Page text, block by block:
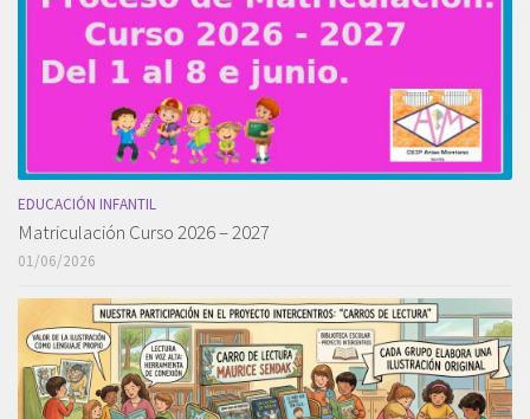
EDUCACIÓN INFANTIL
Matriculación Curso 2026 – 2027
01/06/2026